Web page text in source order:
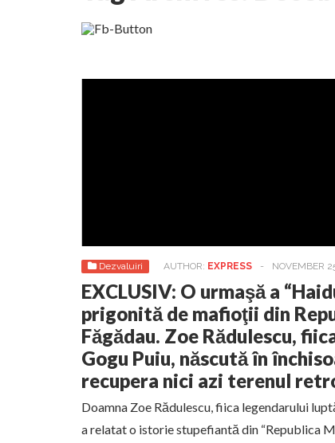
Dezvaluiri AUTHOR: EXPRESS - NOVEMBER
EXCLUSIV: O urmaşă a
prigonită de mafioţii din
Făgădau. Zoe Rădulescu,
Gogu Puiu, născută în
recupera nici azi terenul
Doamna Zoe Rădulescu, fiica legendarului
a relatat o istorie stupefiantă din “Republica